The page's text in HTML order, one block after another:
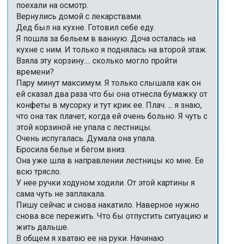
поехали на осмотр.
Вернулись домой с лекарствами.
Дед был на кухне. Готовил себе еду.
Я пошла за бельем в ванную. Доча осталась на
кухне с ним. И только я поднялась на второй этаж.
Взяла эту корзину.... сколько могло пройти
времени?
Пару минут максимум. Я только слышала как он
ей сказал два раза что бы она отнесла бумажку от
конфеты в мусорку и тут крик ее. Плач. ... я знаю,
что она так плачет, когда ей очень больно. Я чуть с
этой корзиной не упала с лестницы.
Очень испугалась. Думала она упала.
Бросила белье и бегом вниз.
Она уже шла в направлении лестницы ко мне. Ее
всю трясло.
У нее ручки ходуном ходили. От этой картины я
сама чуть не заплакала.
Пишу сейчас и снова накатило. Наверное нужно
снова все пережить. Что бы отпустить ситуацию и
жить дальше.
В общем я хватаю ее на руки. Начинаю